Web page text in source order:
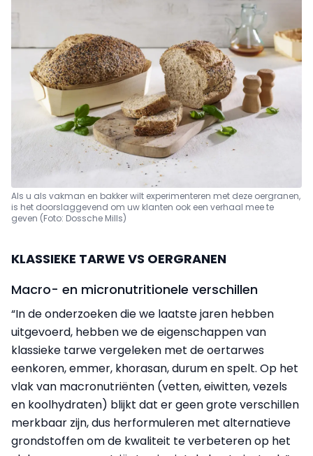
Als u als vakman en bakker wilt experimenteren met deze oergranen,
is het doorslag­gevend om uw klanten ook een verhaal mee te
geven (Foto: Dossche Mills)
KLASSIEKE TARWE VS OERGRANEN
Macro- en micronutritionele verschillen
“In de onderzoeken die we laatste jaren hebben
uitgevoerd, hebben we de eigenschappen van
klassieke tarwe vergeleken met de oertarwes
eenkoren, emmer, khorasan, durum en spelt. Op het
vlak van macronutriënten (vetten, eiwitten, vezels
en koolhydraten) blijkt dat er geen grote verschillen
merkbaar zijn, dus herformuleren met alternatieve
grondstoffen om de kwaliteit te verbeteren op het